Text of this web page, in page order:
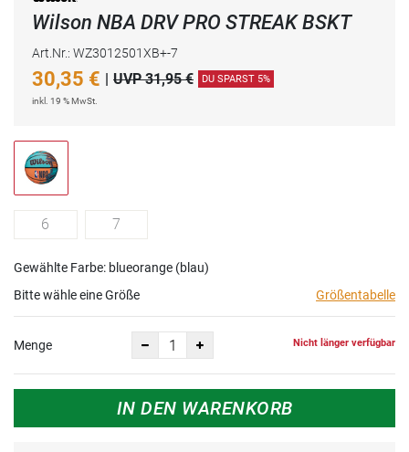
Wilson NBA DRV PRO STREAK BSKT
Art.Nr.: WZ3012501XB+-7
30,35 € | UVP 31,95 € DU SPARST 5%
inkl. 19 % MwSt.
6 7
Gewählte Farbe: blueorange (blau)
Bitte wähle eine Größe
Größentabelle
Menge Nicht länger verfügbar
IN DEN WARENKORB